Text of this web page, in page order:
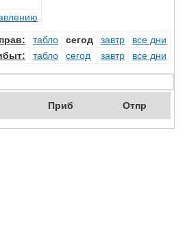
: табло сегод завтр
все дни
: табло сегод завтр все дни
Приб Отпр